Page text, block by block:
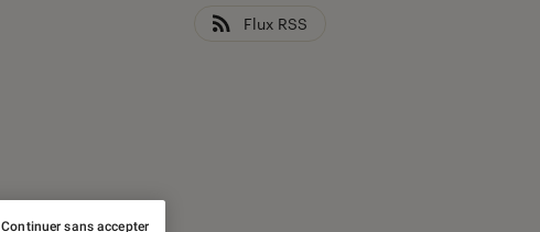
Flux RSS
Continuer sans accepter